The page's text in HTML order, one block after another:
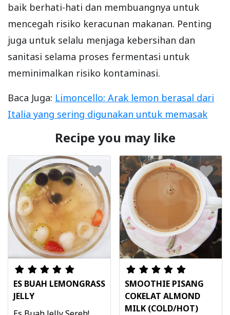
baik berhati-hati dan membuangnya untuk
mencegah risiko keracunan makanan. Penting
juga untuk selalu menjaga kebersihan dan
sanitasi selama proses fermentasi untuk
meminimalkan risiko kontaminasi.
Baca Juga: Limoncello: Arak lemon berasal dari
Italia yang sering digunakan untuk memasak
Recipe you may like
ES BUAH LEMONGRASS
JELLY
SMOOTHIE PISANG
COKELAT ALMOND
MILK (COLD/HOT)